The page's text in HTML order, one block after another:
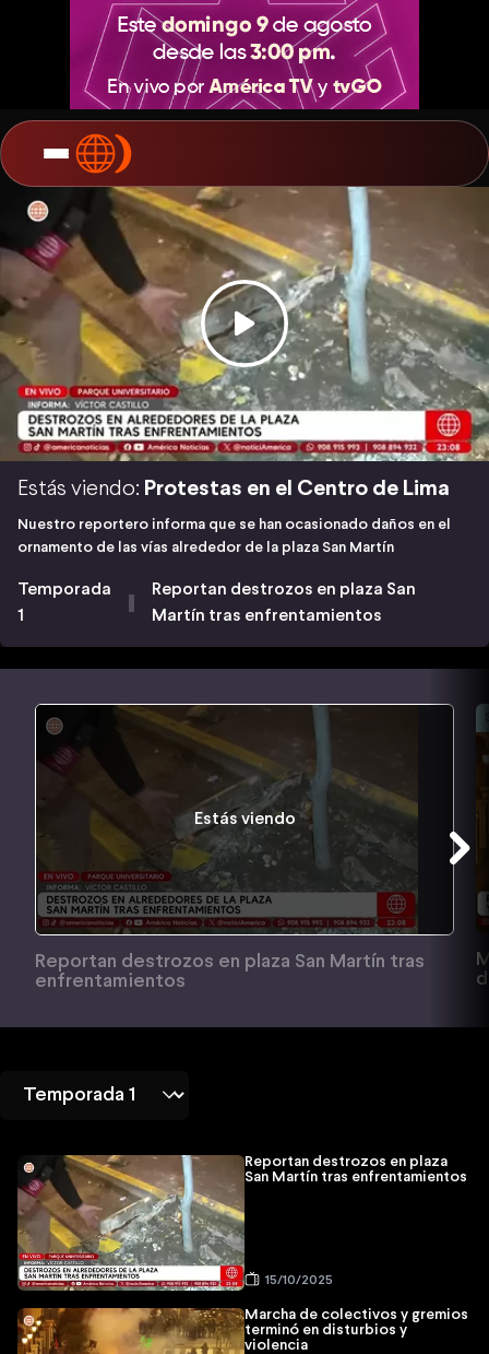
Estás viendo: Protestas en el Centro de Lima
Nuestro reportero informa que se han ocasionado daños en el
ornamento de las vías alrededor de la plaza San Martín
Temporada
1
Reportan destrozos en plaza San
Martín tras enfrentamientos
Estás viendo
Reportan destrozos en plaza San Martín tras
enfrentamientos
Reportan destrozos en plaza
San Martín tras enfrentamientos
15/10/2025
Marcha de colectivos y gremios
terminó en disturbios y
violencia